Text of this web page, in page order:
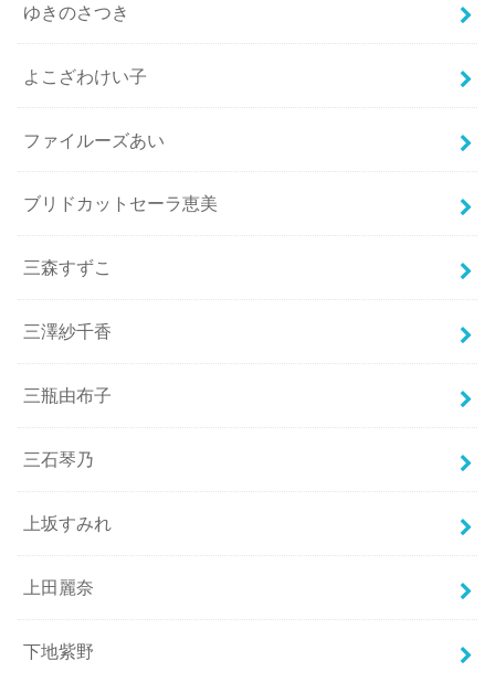
ゆきのさつき
よこざわけい子
ファイルーズあい
ブリドカットセーラ恵美
三森すずこ
三澤紗千香
三瓶由布子
三石琴乃
上坂すみれ
上田麗奈
下地紫野